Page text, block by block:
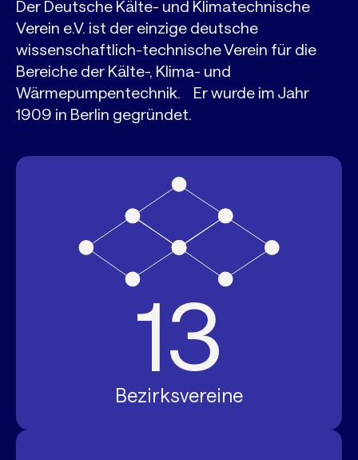
Der Deutsche Kälte- und Klimatechnische
Verein e.V. ist der einzige deutsche
wissenschaftlich-technische Verein für die
Bereiche der Kälte-, Klima- und
Wärmepumpentechnik. Er wurde im Jahr
1909 in Berlin gegründet.
13
Bezirksvereine